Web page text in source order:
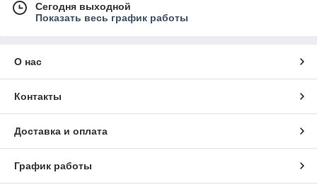
Сегодня выходной
Показать весь график работы
О нас
Контакты
Доставка и оплата
График работы